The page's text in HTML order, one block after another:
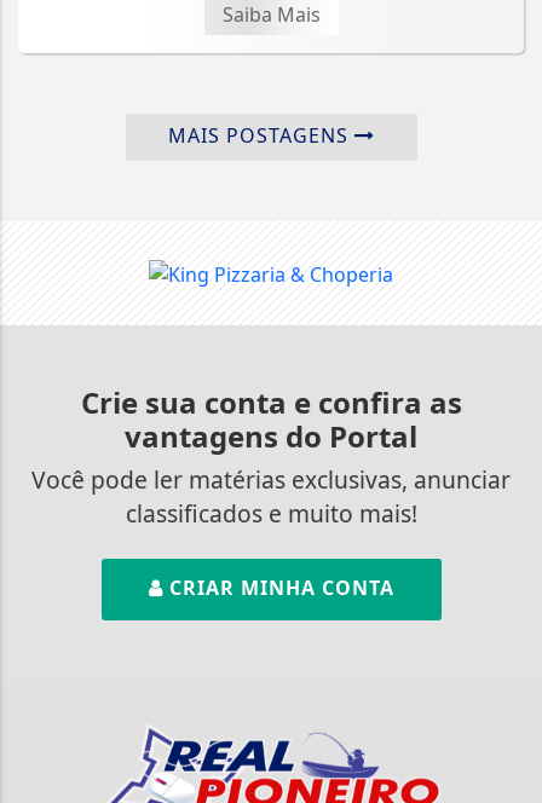
Saiba Mais
MAIS POSTAGENS
Crie sua conta e confira as
vantagens do Portal
Você pode ler matérias exclusivas, anunciar
classificados e muito mais!
CRIAR MINHA CONTA